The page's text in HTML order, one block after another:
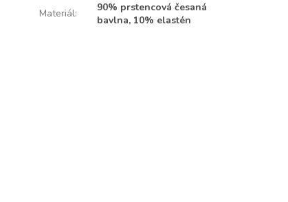
Materiál:
90% prstencová česaná
bavlna, 10% elastén